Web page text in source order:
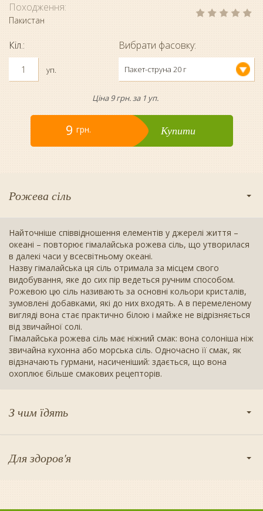
Походження:
Пакистан
Кіл.:
уп.
Вибрати фасовку:
Пакет-струна 20 г
Ціна 9 грн. за 1 уп.
9 грн. Купити
Рожева сіль
Найточніше співвідношення елементів у джерелі життя –
океані – повторює гімалайська рожева сіль, що утворилася
в далекі часи у всесвітньому океані.
Назву гімалайська ця сіль отримала за місцем свого
видобування, яке до сих пір ведеться ручним способом.
Рожевою цю сіль називають за основні кольори кристалів,
зумовлені добавками, які до них входять. А в перемеленому
вигляді вона стає практично білою і майже не відрізняється
від звичайної солі.
Гімалайська рожева сіль має ніжний смак: вона солоніша ніж
звичайна кухонна або морська сіль. Одночасно її смак, як
відзначають гурмани, насиченіший: здається, що вона
охоплює більше смакових рецепторів.
З чим їдять
Для здоров'я